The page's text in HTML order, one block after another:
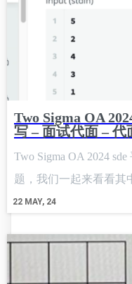
Two Sigma OA
写 – 面试代面 – 代
22 MAY, 24
Two Sigma OA 2024
题，我们一起来看看其